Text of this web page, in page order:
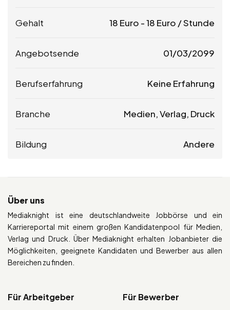
Gehalt 18 Euro -18 Euro / Stunde
Angebotsende 01/03/2099
Berufserfahrung Keine Erfahrung
Branche Medien, Verlag, Druck
Bildung Andere
Über uns
Mediaknight ist eine deutschlandweite Jobbörse und ein
Karriereportal mit einem großen Kandidatenpool für Medien,
Verlag und Druck. Über Mediaknight erhalten Jobanbieter die
Möglichkeiten, geeignete Kandidaten und Bewerber aus allen
Bereichen zu finden.
Für Arbeitgeber Für Bewerber